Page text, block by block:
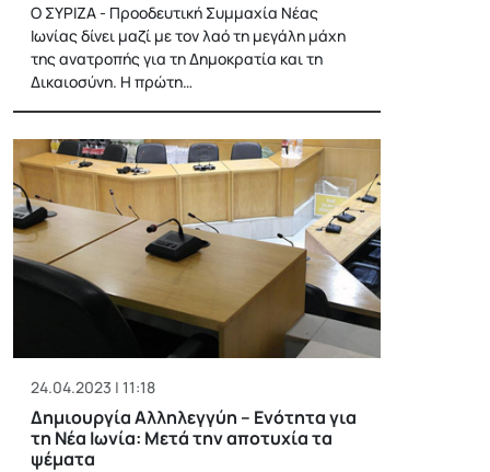
Ο ΣΥΡΙΖΑ - Προοδευτική Συμμαχία Νέας
Ιωνίας δίνει μαζί με τον λαό τη μεγάλη μάχη
της ανατροπής για τη Δημοκρατία και τη
Δικαιοσύνη. Η πρώτη…
24.04.2023 | 11:18
Δημιουργία Αλληλεγγύη – Ενότητα για
τη Νέα Ιωνία: Μετά την αποτυχία τα
ψέματα